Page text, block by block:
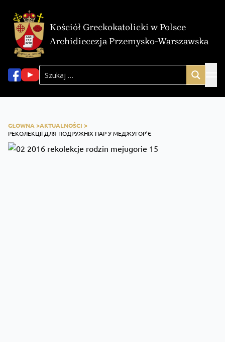
Kościół Greckokatolicki w Polsce
Archidiecezja Przemysko-Warszawska
GŁOWNA >AKTUALNOŚCI >
РЕКОЛЕКЦІЇ ДЛЯ ПОДРУЖНІХ ПАР У МЕДЖУГОР’Є